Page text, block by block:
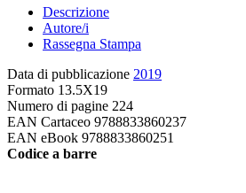
Descrizione
Autore/i
Rassegna Stampa
Data di pubblicazione 2019
Formato 13.5X19
Numero di pagine 224
EAN Cartaceo 9788833860237
EAN eBook 9788833860251
Codice a barre